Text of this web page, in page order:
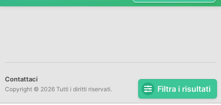
Filtra i risultati
Contattaci
Copyright © 2026 Tutti i diritti riservati.